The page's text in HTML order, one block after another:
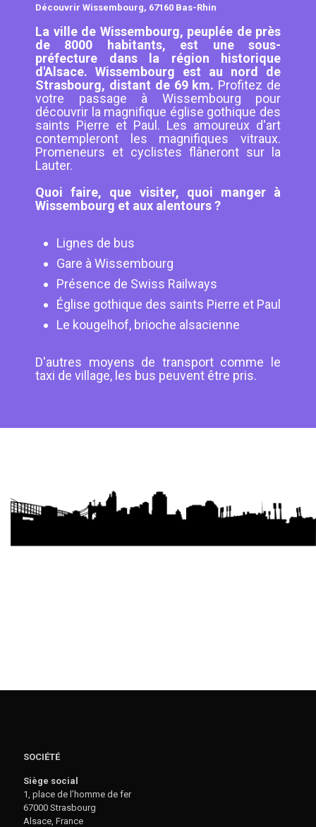
Découvrir Wissembourg, 67160 Bas-Rhin
La ville de Wissembourg, peuplée de près
de 8000 habitants, est une sous-
préfecture dans la région historique
d'Alsace. Wissembourg est au nord de
Strasbourg, distant de 69 km. Profitez de
votre passage à Wissembourg pour
découvrir la magnifique église gothique des
saints Pierre et Paul. Les amoureux d'art
contempleront les magnifiques vitraux.
Promeneurs et cyclistes flâneront sur la
Lauter.
Quoi faire, que visiter, quoi manger à
Wissembourg et aux alentours ?
Lignes de bus
Gare à Wissembourg
Présence de Swiss Railways
Église gothique des saints Pierre et Paul
Le kougelhof, brioche alsacienne
D'autres moyens de transport comme le
taxi de village, les bus peuvent être pris.
SOCIÉTÉ
Siège social
1, place de l’homme de fer
67000 Strasbourg
Alsace, France